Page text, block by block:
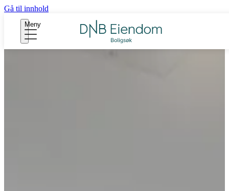
Gå til innhold
Meny